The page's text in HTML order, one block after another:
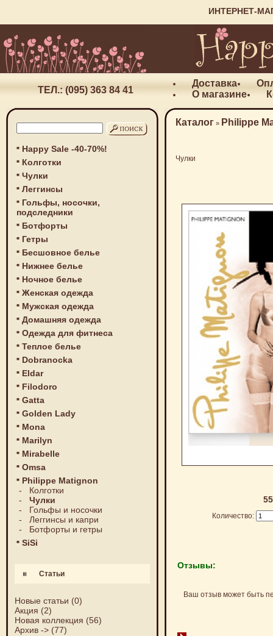
ИНТЕРНЕТ-
ТЕЛ.: (095) 363 84 41
Доставка
О магазине
Happy Sale -40-70%!
Колготки
Чулки
Леггинсы
Гольфы, носочки,
подследники
Ботфорты
Гетры
Бесшовное белье
Нижнее белье
Ночное белье
Женская одежда
Мужская одежда
Домашняя одежда
Одежда для фитнеса
Теплое белье
Dobranocka
Eldar
Filodoro
Gatta
Golden Lady
Mona
Marilyn
Mirabelle
Omsa
Philippe Matignon
- Колготки
- Чулки
- Гольфы и носочки
- Леггинсы и капри
- Ботфорты и гетры
SiSi
Статьи
Новые статьи (0)
Акция (2)
Новая коллекция (56)
Архив -> (77)
Каталог » Philippe
Чулки
Количество:
Отзывы:
Ваш отзыв может быть